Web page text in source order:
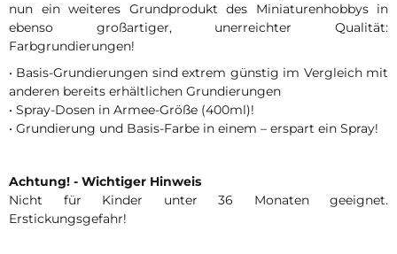
nun ein weiteres Grundprodukt des Miniaturenhobbys in
ebenso großartiger, unerreichter Qualität:
Farbgrundierungen!
• Basis-Grundierungen sind extrem günstig im Vergleich mit
anderen bereits erhältlichen Grundierungen
• Spray-Dosen in Armee-Größe (400ml)!
• Grundierung und Basis-Farbe in einem – erspart ein Spray!
Achtung! - Wichtiger Hinweis
Nicht für Kinder unter 36 Monaten geeignet.
Erstickungsgefahr!